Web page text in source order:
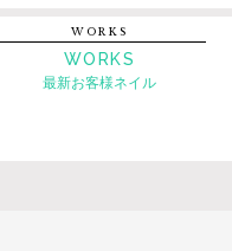
WORKS
WORKS
最新お客様ネイル